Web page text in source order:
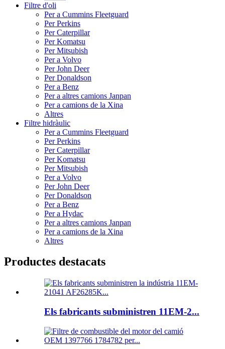
Filtre d'oli
Per a Cummins Fleetguard
Per Perkins
Per Caterpillar
Per Komatsu
Per Mitsubish
Per a Volvo
Per John Deer
Per Donaldson
Per a Benz
Per a altres camions Janpan
Per a camions de la Xina
Altres
Filtre hidràulic
Per a Cummins Fleetguard
Per Perkins
Per Caterpillar
Per Komatsu
Per Mitsubish
Per a Volvo
Per John Deer
Per Donaldson
Per a Benz
Per a Hydac
Per a altres camions Janpan
Per a camions de la Xina
Altres
Productes destacats
Els fabricants subministren 11EM-2...